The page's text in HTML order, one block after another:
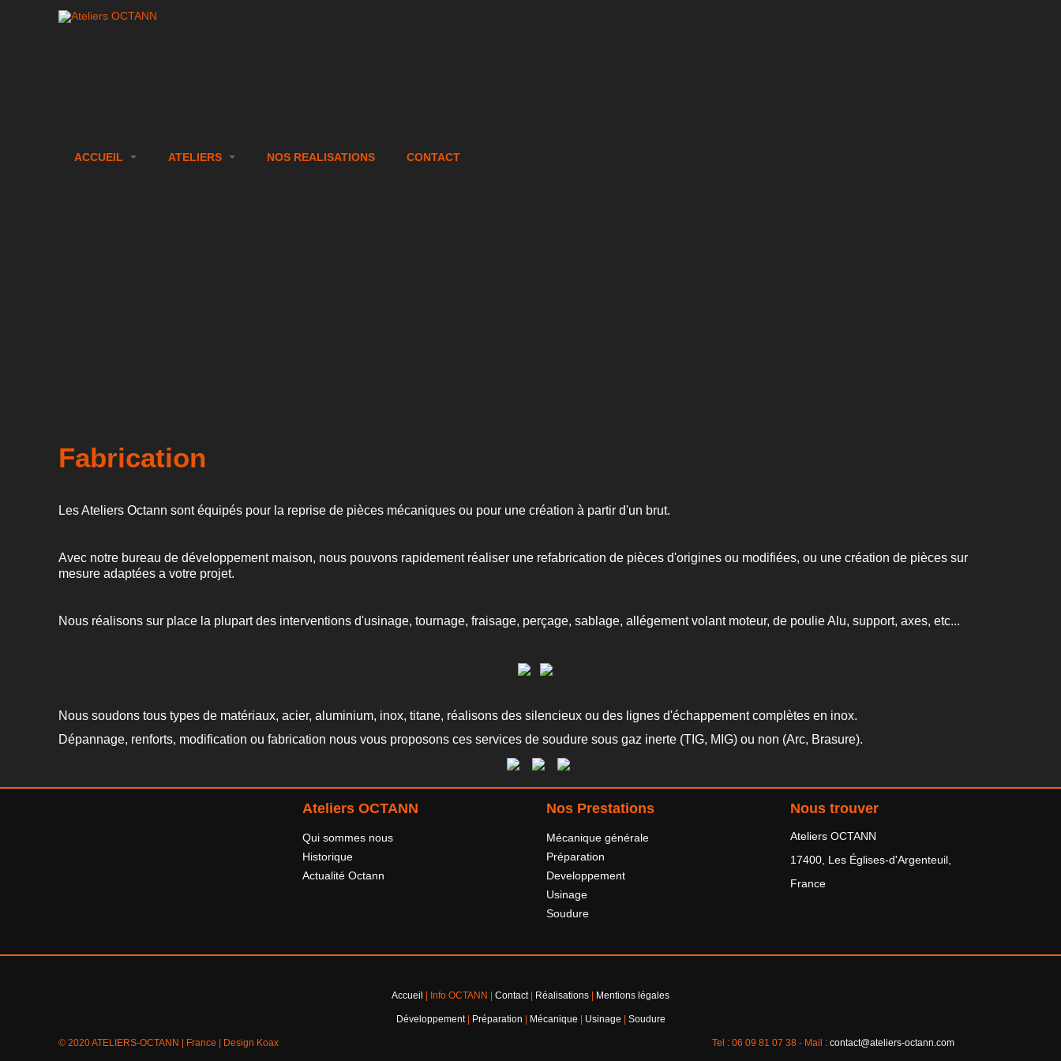
ACCUEIL ATELIERS NOS REALISATIONS CONTACT
Fabrication
Les Ateliers Octann sont équipés pour la reprise de pièces mécaniques ou pour une création à partir d'un brut.
Avec notre bureau de développement maison, nous pouvons rapidement réaliser une refabrication de pièces d'origines ou modifiées, ou une création de pièces sur
mesure adaptées a votre projet.
Nous réalisons sur place la plupart des interventions d'usinage, tournage, fraisage, perçage, sablage, allégement volant moteur, de poulie Alu, support, axes, etc...
Nous soudons tous types de matériaux, acier, aluminium, inox, titane, réalisons des silencieux ou des lignes d'échappement complètes en inox.
Dépannage, renforts, modification ou fabrication nous vous proposons ces services de soudure sous gaz inerte (TIG, MIG) ou non (Arc, Brasure).
Ateliers OCTANN
Qui sommes nous
Historique
Actualité Octann
Nos Prestations
Mécanique générale
Préparation
Developpement
Usinage
Soudure
Nous trouver
Ateliers OCTANN
17400, Les Églises-d'Argenteuil,
France
Accueil | Info OCTANN | Contact| Réalisations Mentions légales
Développement| Préparation Mécanique Usinage Soudure
© 2020 ATELIERS-OCTANN | France | Design Koax Tel : 06 09 81 07 38 - Mail : contact@ateliers-octann.com